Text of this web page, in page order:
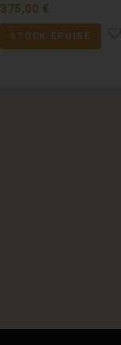
375,00 €
STOCK ÉPUISÉ